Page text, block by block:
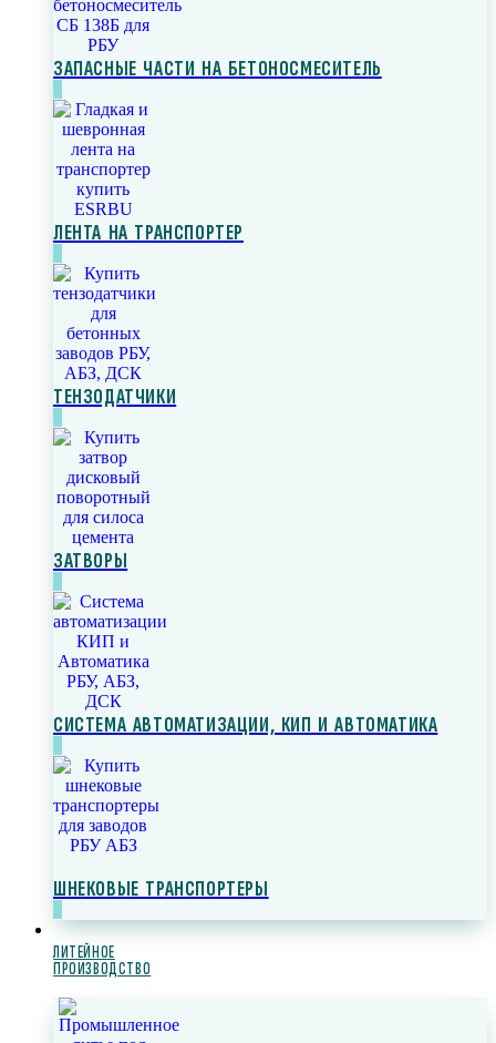
ЗАПАСНЫЕ ЧАСТИ НА БЕТОНОСМЕСИТЕЛЬ
ЛЕНТА НА ТРАНСПОРТЕР
ТЕНЗОДАТЧИКИ
ЗАТВОРЫ
СИСТЕМА АВТОМАТИЗАЦИИ, КИП И АВТОМАТИКА
ШНЕКОВЫЕ ТРАНСПОРТЕРЫ
ЛИТЕЙНОЕ
ПРОИЗВОДСТВО